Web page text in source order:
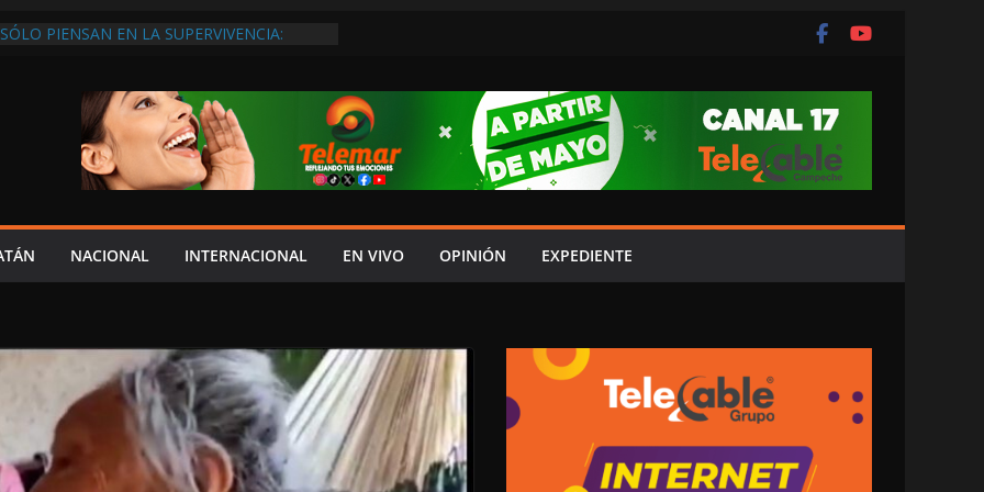
PIENSAN EN LA SUPERVIVENCIA:
REHABILITAR EL CAMINO #LA
DEL NORTE
A CAMPAMENTOS TORTUGUEROS,
LAYDA SE “LEVANTA LA CORBATA” PARA
APOYA A LA ECOLOGÍA: COSGAYA
VERGÜENZA!
EN CAMPECHE Y NADIE
NACIONAL INTERNACIONAL EN VIVO OPINIÓN EXPEDIENTE